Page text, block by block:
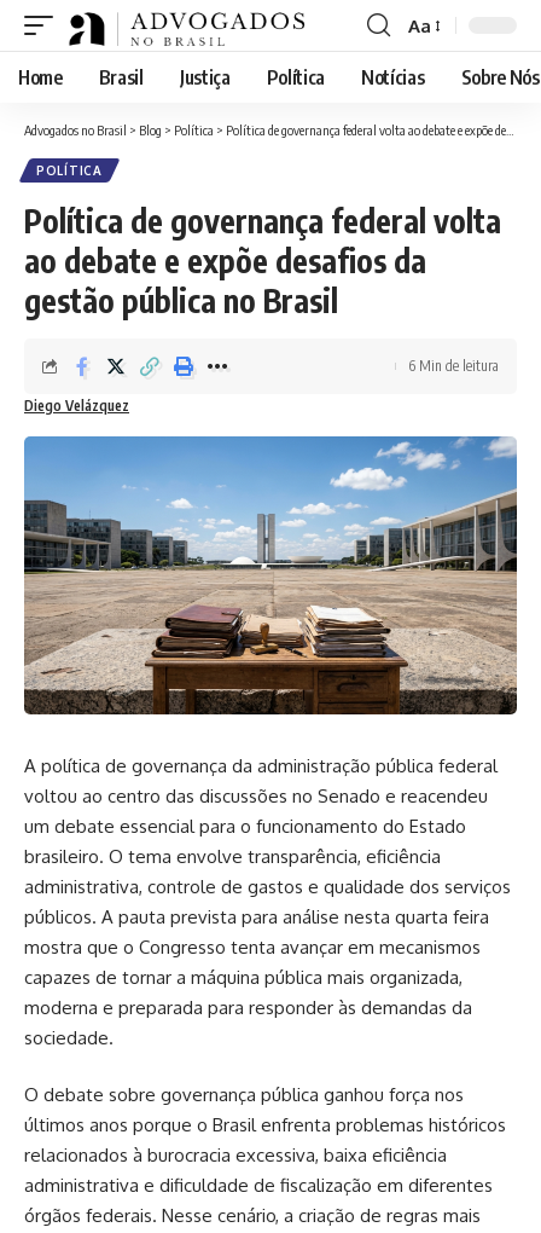
Font
Resizer
Aa
Home Brasil Justiça Política Notícias Sobre Nós
Advogados no Brasil > Blog > Política > Política de governança federal volta ao debate e expõe desafios da gestão pública no Brasil
POLÍTICA
Política de governança federal volta
ao debate e expõe desafios da
gestão pública no Brasil
Diego Velázquez
6 Min de leitura
A política de governança da administração pública federal
voltou ao centro das discussões no Senado e reacendeu
um debate essencial para o funcionamento do Estado
brasileiro. O tema envolve transparência, eficiência
administrativa, controle de gastos e qualidade dos serviços
públicos. A pauta prevista para análise nesta quarta feira
mostra que o Congresso tenta avançar em mecanismos
capazes de tornar a máquina pública mais organizada,
moderna e preparada para responder às demandas da
sociedade.
O debate sobre governança pública ganhou força nos
últimos anos porque o Brasil enfrenta problemas históricos
relacionados à burocracia excessiva, baixa eficiência
administrativa e dificuldade de fiscalização em diferentes
órgãos federais. Nesse cenário, a criação de regras mais